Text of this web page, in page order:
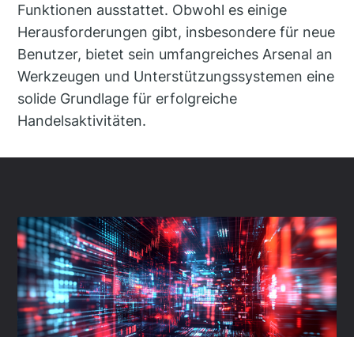
Funktionen ausstattet. Obwohl es einige
Herausforderungen gibt, insbesondere für neue
Benutzer, bietet sein umfangreiches Arsenal an
Werkzeugen und Unterstützungssystemen eine
solide Grundlage für erfolgreiche
Handelsaktivitäten.